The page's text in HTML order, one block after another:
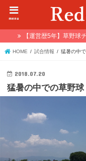
menu
【運営歴5年】草野球
HOME 試合情報 猛暑の中
2018.07.20
猛暑の中での草野